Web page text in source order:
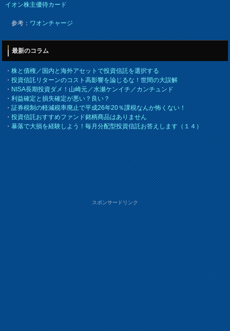
イオン株主優待カード
参考：ワオンチャージ
最新のコラム
・株と債権／国内と海外アセットで投資信託を選択する
・投資信託リターンのコスト高影響を論じるな！世間の大誤解
・NISA長期投資ダメ！山崎元／水瀬ケンイチ／カンチュンド
・利益確定と損失確定が悪い？良い？
・証券税制の軽減税率廃止で平成26年20％課税なんか怖くない！
・投資信託おすすめファンド銘柄商品はありません
・暴落で大損を経験しよう！毎月分配型投資信託お答えします（１４）
スポンサードリンク